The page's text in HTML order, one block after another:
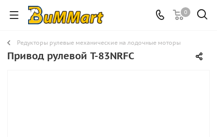
0
Редукторы рулевые механические на лодочные моторы
Привод рулевой T-83NRFC